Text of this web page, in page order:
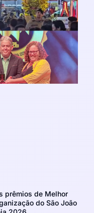
prêmios de Melhor
do São João